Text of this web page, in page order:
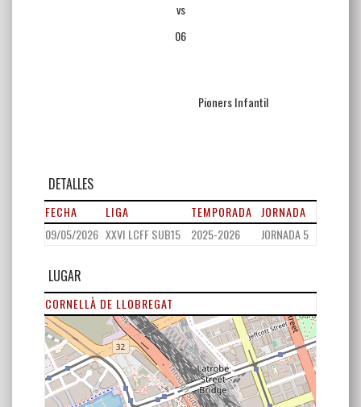
vs
06
Pioners Infantil
DETALLES
FECHA LIGA TEMPORADA
JORNADA
09/05/2026 XXVI LCFF SUB15 2025-2026 JORNADA 5
LUGAR
CORNELLÀ DE LLOBREGAT